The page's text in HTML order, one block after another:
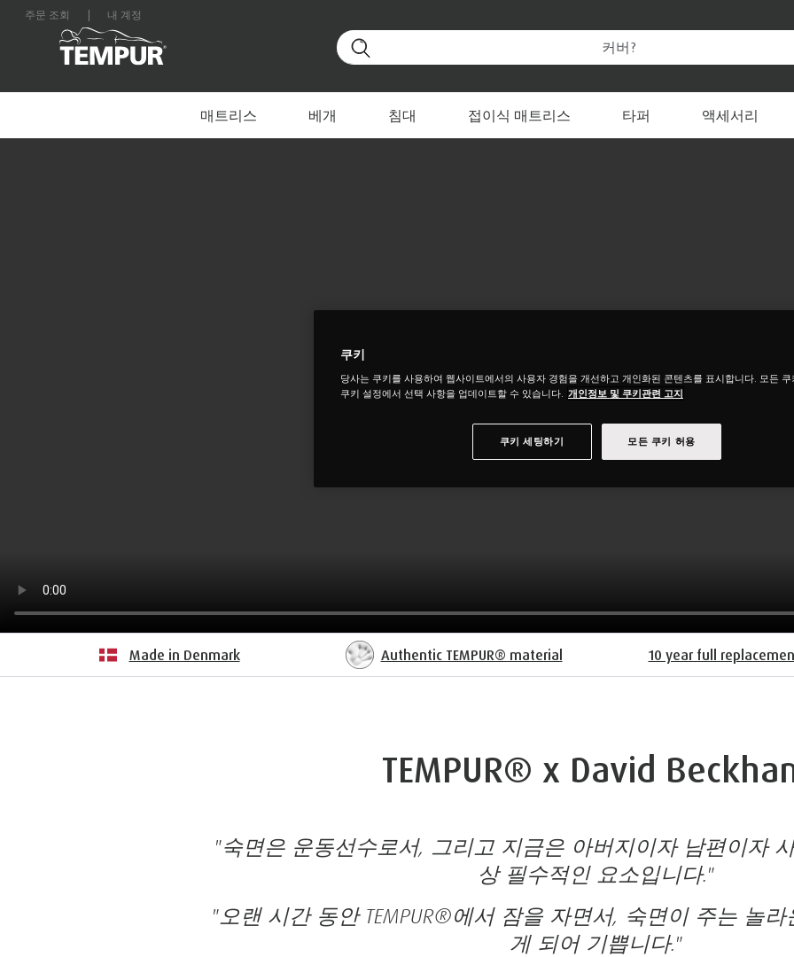
주문 조회 내 계정
매트리스 베개 침대 접이식 매트리스 타퍼 액세서리
대한민국 사이트를 보고 있습니다. 언제든지 환경설정을 변경할 수 있습니다
Made in Denmark Authentic TEMPUR® material 10 year full
TEMPUR® x David
"숙면은 운동선수로서, 그리고 지금은 아버지이자 남편이자
상 필수적인 요소입니다."
"오랜 시간 동안 TEMPUR®에서 잠을 자면서, 숙면이 주는 놀
게 되어 기쁩니다."
쿠키
당사는 쿠키를 사용하여 웹사이트에서의 사용자 경험을 개선하고 개인화된 콘텐츠를 표시합니다. 모든
쿠키 설정에서 선택 사항을 업데이트할 수 있습니다. 개인정보 및 쿠키관련 고지
모든 쿠키 허용
쿠키 세팅하기